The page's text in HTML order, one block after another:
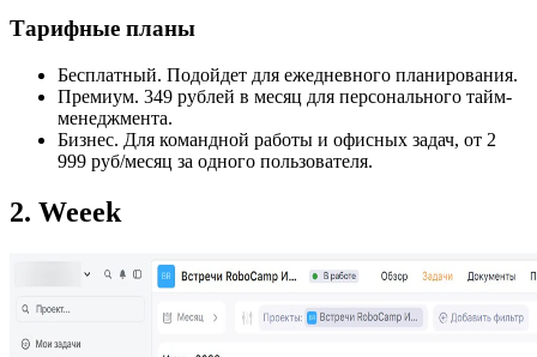
Тарифные планы
Бесплатный. Подойдет для ежедневного планирования.
Премиум. 349 рублей в месяц для персонального тайм-
менеджмента.
Бизнес. Для командной работы и офисных задач, от 2
999 руб/месяц за одного пользователя.
2. Weeek